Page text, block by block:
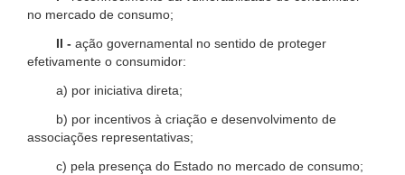
no mercado de consumo;
II - ação governamental no sentido de proteger
efetivamente o consumidor:
a) por iniciativa direta;
b) por incentivos à criação e desenvolvimento de
associações representativas;
c) pela presença do Estado no mercado de consumo;